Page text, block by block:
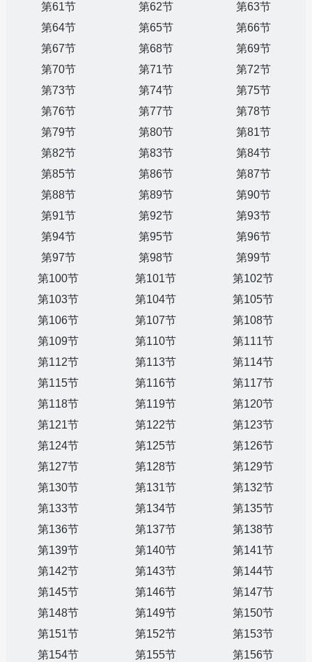
第61节
第62节
第63节
第64节
第65节
第66节
第67节
第68节
第69节
第70节
第71节
第72节
第73节
第74节
第75节
第76节
第77节
第78节
第79节
第80节
第81节
第82节
第83节
第84节
第85节
第86节
第87节
第88节
第89节
第90节
第91节
第92节
第93节
第94节
第95节
第96节
第97节
第98节
第99节
第100节
第101节
第102节
第103节
第104节
第105节
第106节
第107节
第108节
第109节
第110节
第111节
第112节
第113节
第114节
第115节
第116节
第117节
第118节
第119节
第120节
第121节
第122节
第123节
第124节
第125节
第126节
第127节
第128节
第129节
第130节
第131节
第132节
第133节
第134节
第135节
第136节
第137节
第138节
第139节
第140节
第141节
第142节
第143节
第144节
第145节
第146节
第147节
第148节
第149节
第150节
第151节
第152节
第153节
第154节
第155节 第156节